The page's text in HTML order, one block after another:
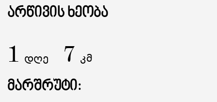
ᲠᲝᲒᲝᲠ ᲛᲝᲕᲮᲕᲓᲔᲗ ᲐᲥ
ᲑᲣᲜᲔᲑᲐ ᲓᲐ ᲙᲣᲚᲢᲣᲠᲐ
ᲐᲠᲬᲘᲕᲘᲡ ᲮᲔᲝᲑᲐ
1 დღე 7 კმ
მარშრუტი: